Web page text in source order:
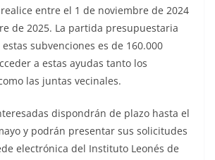
entre el 1 de noviembre de 2024
de 2025. La partida presupuestaria
subvenciones es de 160.000
a estas ayudas tanto los
las juntas vecinales.
dispondrán de plazo hasta el
y podrán presentar sus solicitudes
electrónica del Instituto Leonés de